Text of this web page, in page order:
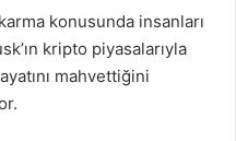
konusunda insanları
kripto piyasalarıyla
mahvettiğini